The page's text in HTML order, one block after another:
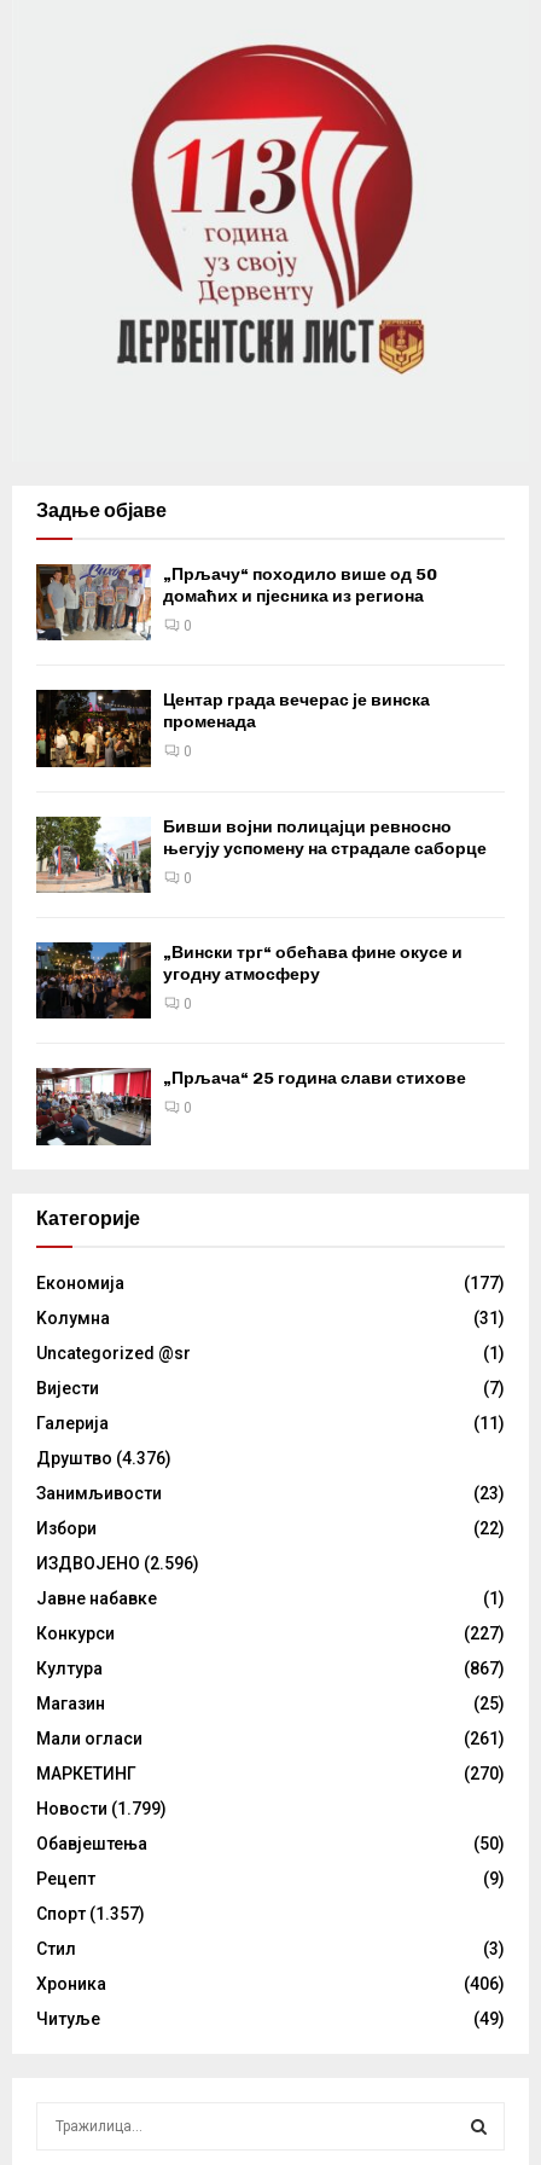
Задње објаве
„Прљачу“ походило више од 50
домаћих и пјесника из региона
0
Центар града вечерас је винска
променада
0
Бивши војни полицајци ревносно
његују успомену на страдале саборце
0
„Вински трг“ обећава фине окусе и
угодну атмосферу
0
„Прљача“ 25 година слави стихове
0
Категорије
Eкономија
(177)
Kолумнa
(31)
Uncategorized @sr
(1)
Вијести
(7)
Галерија
(11)
Друштво (4.376)
Занимљивости
(23)
Избори
(22)
ИЗДВОЈЕНО (2.596)
Јавне набавке
(1)
Конкурси
(227)
Култура
(867)
Магазин
(25)
Мали огласи
(261)
МАРКЕТИНГ
(270)
Новости (1.799)
Обавјештења
(50)
Рецепт
(9)
Спорт (1.357)
Стил
(3)
Хроника
(406)
Читуље
(49)